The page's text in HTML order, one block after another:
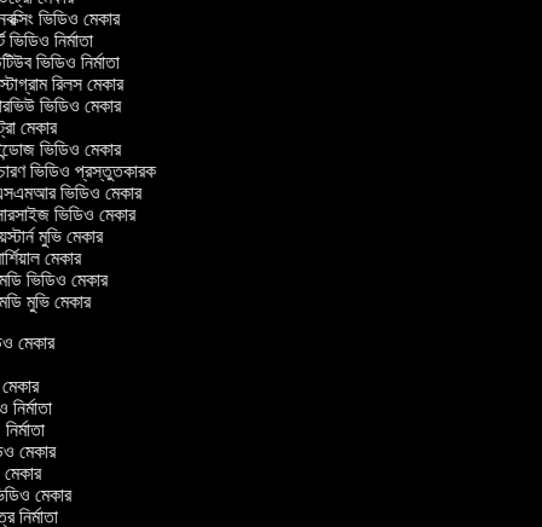
ভিডিও মেকার
নির্মাতা
ভিডিও নির্মাতা
রিলস মেকার
ভিডিও মেকার
মেকার
ভিডিও মেকার
ভিডিও প্রস্তুতকারক
ভিডিও মেকার
ভিডিও মেকার
মুভি মেকার
মেকার
ভিডিও মেকার
মুভি মেকার
মেকার
নির্মাতা
মেকার
মেকার
মেকার
নির্মাতা